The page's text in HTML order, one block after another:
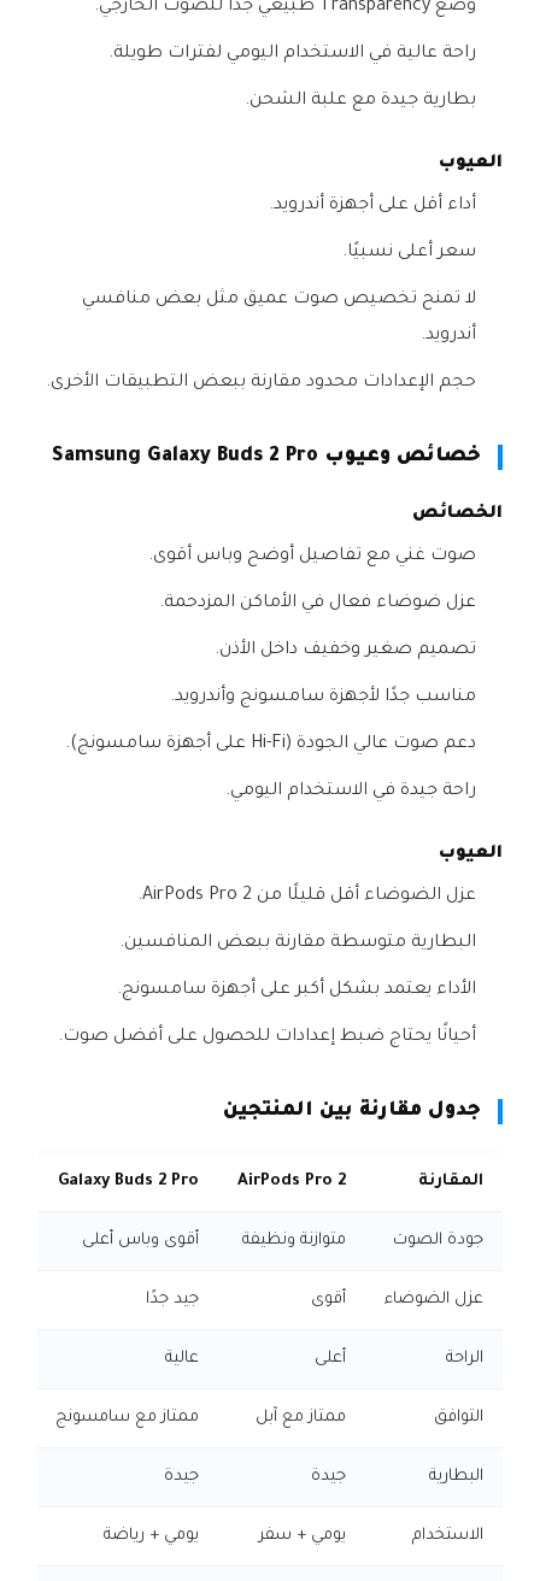
وضع Transparency طبيعي جدًا للصوت الخارجي.
راحة عالية في الاستخدام اليومي لفترات طويلة.
بطارية جيدة مع علبة الشحن.
العيوب
أداء أقل على أجهزة أندرويد.
سعر أعلى نسبيًا.
لا تمنح تخصيص صوت عميق مثل بعض منافسي
أندرويد.
حجم الإعدادات محدود مقارنة ببعض التطبيقات الأخرى.
خصائص وعيوب Samsung Galaxy Buds 2 Pro
الخصائص
صوت غني مع تفاصيل أوضح وباس أقوى.
عزل ضوضاء فعال في الأماكن المزدحمة.
تصميم صغير وخفيف داخل الأذن.
مناسب جدًا لأجهزة سامسونج وأندرويد.
دعم صوت عالي الجودة (Hi-Fi على أجهزة سامسونج).
راحة جيدة في الاستخدام اليومي.
العيوب
عزل الضوضاء أقل قليلًا من AirPods Pro 2.
البطارية متوسطة مقارنة ببعض المنافسين.
الأداء يعتمد بشكل أكبر على أجهزة سامسونج.
أحيانًا يحتاج ضبط إعدادات للحصول على أفضل صوت.
جدول مقارنة بين المنتجين
المقارنة AirPods Pro 2
Galaxy Buds 2 Pro
جودة الصوت متوازنة ونظيفة أقوى وباس أعلى
عزل الضوضاء أقوى جيد جدًا
الراحة أعلى عالية
التوافق ممتاز مع آبل ممتاز مع سامسونج
البطارية جيدة جيدة
الاستخدام يومي + سفر يومي + رياضة